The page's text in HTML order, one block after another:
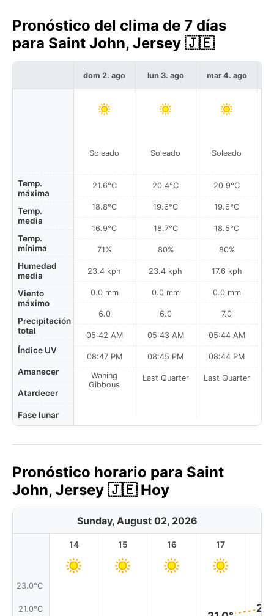
Pronóstico del clima de 7 días
para Saint John, Jersey 🇯🇪
Temp.
máxima
Temp.
media
Temp.
mínima
Humedad
media
Viento
máximo
Precipitación
total
Índice UV
Amanecer
Atardecer
Fase lunar
dom 2. ago
Soleado
21.6°C
18.8°C
16.9°C
71%
23.4 kph
0.0 mm
6.0
05:42 AM
08:47 PM
Waning
Gibbous
lun 3. ago
Soleado
20.4°C
19.6°C
18.7°C
80%
23.4 kph
0.0 mm
6.0
05:43 AM
08:45 PM
Last Quarter
mar 4. ago
Soleado
20.9°C
19.6°C
18.5°C
80%
17.6 kph
0.0 mm
7.0
05:44 AM
08:44 PM
Last Quarter
Pronóstico horario para Saint
John, Jersey 🇯🇪 Hoy
Sunday, August 02, 2026
23.0°C
21.0°C
14 15 16 17